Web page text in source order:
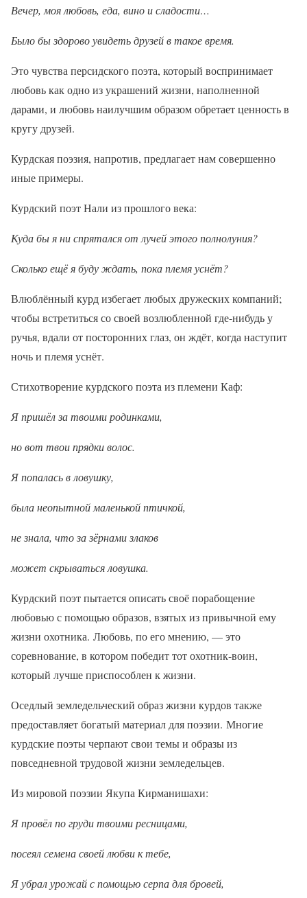
Вечер, моя любовь, еда, вино и сладости…
Было бы здорово увидеть друзей в такое время.
Это чувства персидского поэта, который воспринимает
любовь как одно из украшений жизни, наполненной
дарами, и любовь наилучшим образом обретает ценность в
кругу друзей.
Курдская поэзия, напротив, предлагает нам совершенно
иные примеры.
Курдский поэт Нали из прошлого века:
Куда бы я ни спрятался от лучей этого полнолуния?
Сколько ещё я буду ждать, пока племя уснёт?
Влюблённый курд избегает любых дружеских компаний;
чтобы встретиться со своей возлюбленной где-нибудь у
ручья, вдали от посторонних глаз, он ждёт, когда наступит
ночь и племя уснёт.
Стихотворение курдского поэта из племени Каф:
Я пришёл за твоими родинками,
но вот твои прядки волос.
Я попалась в ловушку,
была неопытной маленькой птичкой,
не знала, что за зёрнами злаков
может скрываться ловушка.
Курдский поэт пытается описать своё порабощение
любовью с помощью образов, взятых из привычной ему
жизни охотника. Любовь, по его мнению, — это
соревнование, в котором победит тот охотник-воин,
который лучше приспособлен к жизни.
Оседлый земледельческий образ жизни курдов также
предоставляет богатый материал для поэзии. Многие
курдские поэты черпают свои темы и образы из
повседневной трудовой жизни земледельцев.
Из мировой поэзии Якупа Кирманишахи:
Я провёл по груди твоими ресницами,
посеял семена своей любви к тебе,
Я убрал урожай с помощью серпа для бровей,